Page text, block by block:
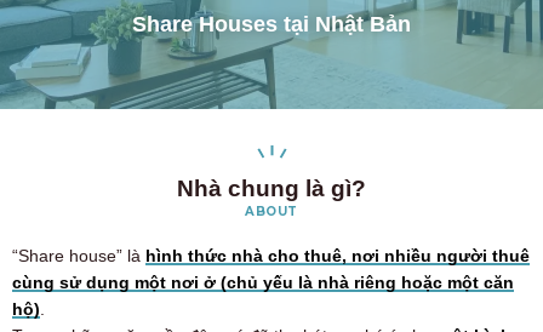
Share Houses tại Nhật Bản
Nhà chung là gì?
ABOUT
“Share house” là hình thức nhà cho thuê, nơi nhiều người thuê
cùng sử dụng một nơi ở (chủ yếu là nhà riêng hoặc một căn
hộ)